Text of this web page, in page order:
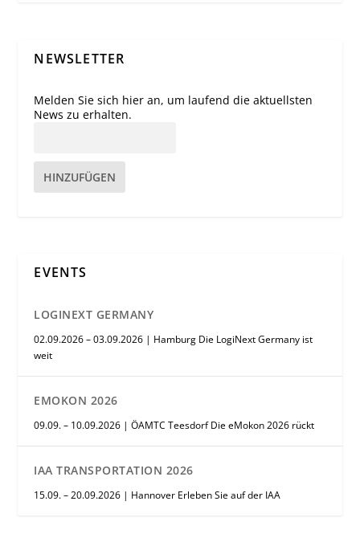
NEWSLETTER
Melden Sie sich hier an, um laufend die aktuellsten
News zu erhalten.
HINZUFÜGEN
EVENTS
LOGINEXT GERMANY
02.09.2026 – 03.09.2026 | Hamburg Die LogiNext Germany ist
weit
EMOKON 2026
09.09. – 10.09.2026 | ÖAMTC Teesdorf Die eMokon 2026 rückt
IAA TRANSPORTATION 2026
15.09. – 20.09.2026 | Hannover Erleben Sie auf der IAA